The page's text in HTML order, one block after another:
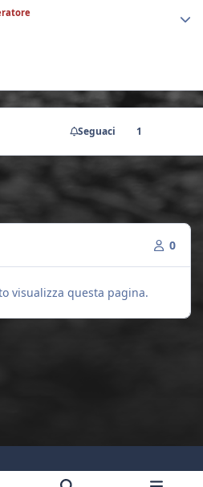
Seguaci 1
0
visualizza questa pagina.